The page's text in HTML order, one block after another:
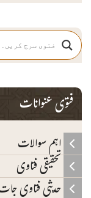
فتوی عنوانات
اہم سوالات
تحقیقی فتاوی
حدیثی فتاوی